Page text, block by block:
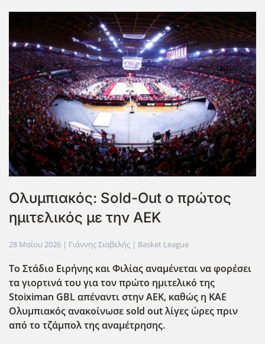
Oλυμπιακός: Sold-Out ο πρώτος
ημιτελικός με την ΑΕΚ
28 Μαΐου 2026 | Γιάννης Σιαβελής | Basket League
Το Στάδιο Ειρήνης και Φιλίας αναμένεται να φορέσει
τα γιορτινά του για τον πρώτο ημιτελικό της
Stoiximan GBL απέναντι στην ΑΕΚ, καθώς η ΚΑΕ
Ολυμπιακός ανακοίνωσε sold out λίγες ώρες πριν
από το τζάμπολ της αναμέτρησης.